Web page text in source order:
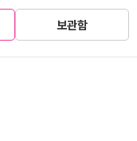
보관함